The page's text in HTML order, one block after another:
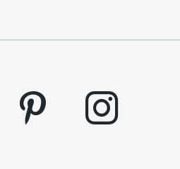
pinterest instagram